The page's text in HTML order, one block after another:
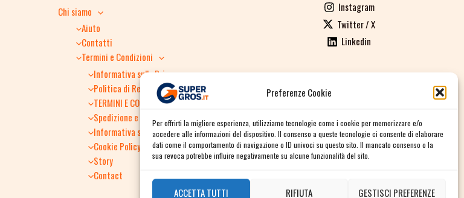
Preferenze Cookie
Per offrirti la migliore esperienza, utilizziamo tecnologie come i cookie per memorizzare e/o
accedere alle informazioni del dispositivo. Il consenso a queste tecnologie ci consente di elaborare
dati come il comportamento di navigazione o ID univoci su questo sito. Il mancato consenso o la
sua revoca potrebbe influire negativamente su alcune funzionalità del sito.
ACCETTA TUTTI RIFIUTA GESTISCI PREFERENZE
Chi siamo
Aiuto
Contatti
Termini e Condizioni
Informativa sulla Privacy
Politica di Reso
TERMINI E CONDIZIONI GENERALI DI VENDITA
Spedizione e consegna
Informativa sulla Privacy
Cookie Policy
Story
Contact
Instagram
Twitter / X
Linkedin